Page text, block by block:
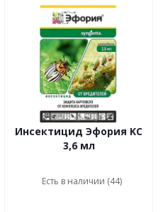
Инсектицид Эфopия KС
3,6 мл
Есть в наличии (44)